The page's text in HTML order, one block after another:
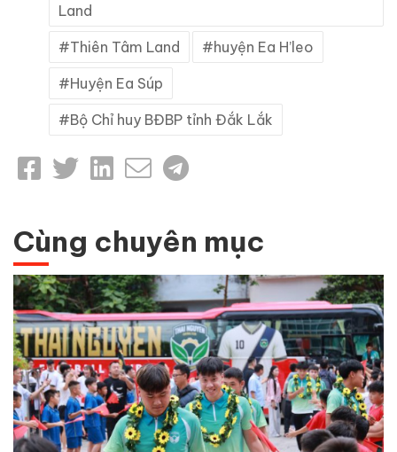
Land
Thiên Tâm Land huyện Ea H’leo
Huyện Ea Súp
Bộ Chỉ huy BĐBP tỉnh Đắk Lắk
Cùng chuyên mục